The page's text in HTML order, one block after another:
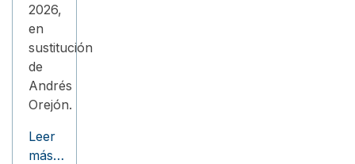
2026,
en
sustitución
de
Andrés
Orejón.
Leer
más…